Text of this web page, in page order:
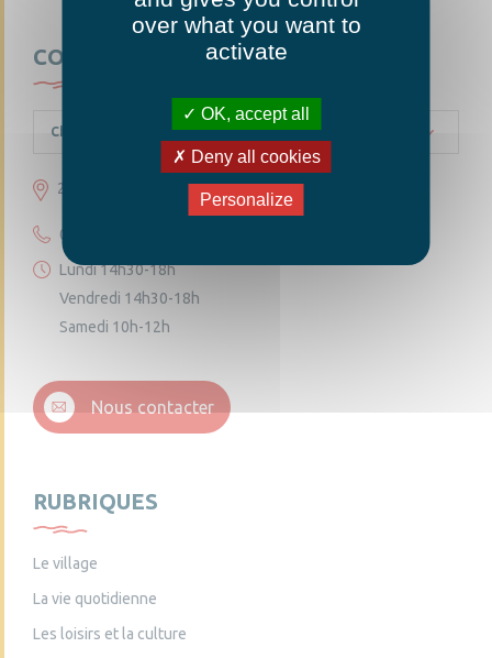
CONTACTEZ-NOUS
Chambellay
23 grande rue 49220 Chambellay
02 41 95 10 54
Lundi 14h30-18h
Vendredi 14h30-18h
Samedi 10h-12h
Nous contacter
RUBRIQUES
Le village
La vie quotidienne
Les loisirs et la culture
over what you want to
activate
OK, accept all
Deny all cookies
Personalize